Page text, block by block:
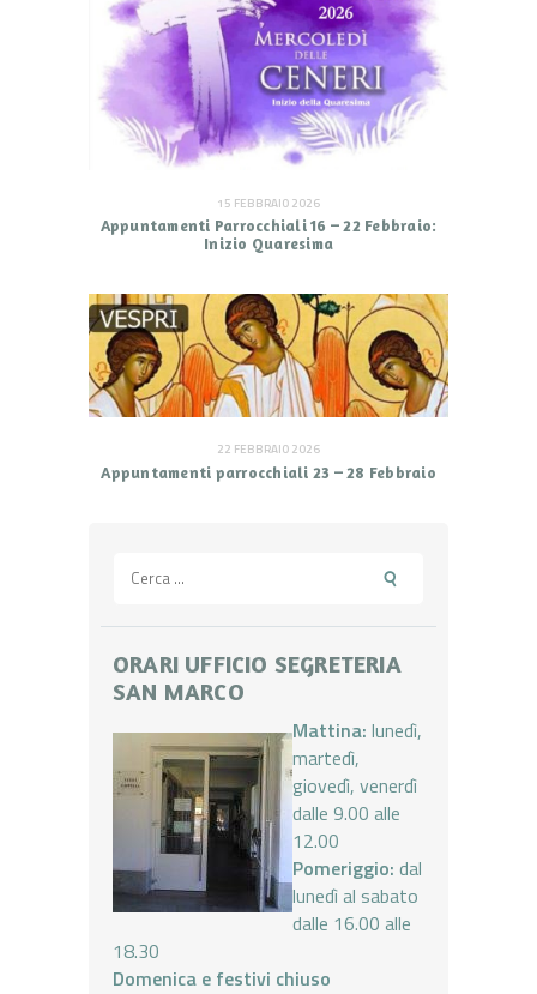
15 FEBBRAIO 2026
Appuntamenti Parrocchiali 16 – 22 Febbraio:
Inizio Quaresima
22 FEBBRAIO 2026
Appuntamenti parrocchiali 23 – 28 Febbraio
per:
ORARI UFFICIO SEGRETERIA
SAN MARCO
Mattina: lunedì,
martedì,
giovedì, venerdì
dalle 9.00 alle
12.00
Pomeriggio: dal
lunedì al sabato
dalle 16.00 alle
18.30
Domenica e festivi chiuso